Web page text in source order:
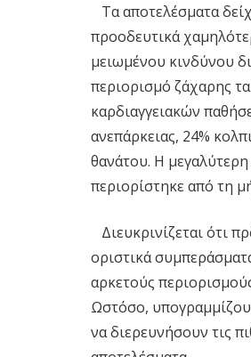
Τα αποτελέσματα
προοδευτικά
μειωμένου κινδύνου
περιορισμό ζάχαρης
καρδιαγγειακών
ανεπάρκειας, 24%
θανάτου. Η
περιορίστηκε από τη
Διευκρινίζεται ότι
οριστικά
αρκετούς
Ωστόσο,
να διερευνήσουν τις